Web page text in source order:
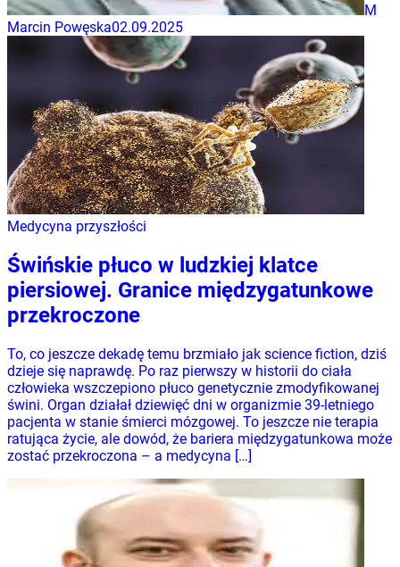
M
Marcin Powęska02.09.2025
Medycyna przyszłości
Świńskie płuco w ludzkiej klatce
piersiowej. Granice międzygatunkowe
przekroczone
To, co jeszcze dekadę temu brzmiało jak science fiction, dziś
dzieje się naprawdę. Po raz pierwszy w historii do ciała
człowieka wszczepiono płuco genetycznie zmodyfikowanej
świni. Organ działał dziewięć dni w organizmie 39-letniego
pacjenta w stanie śmierci mózgowej. To jeszcze nie terapia
ratująca życie, ale dowód, że bariera międzygatunkowa może
zostać przekroczona – a medycyna […]